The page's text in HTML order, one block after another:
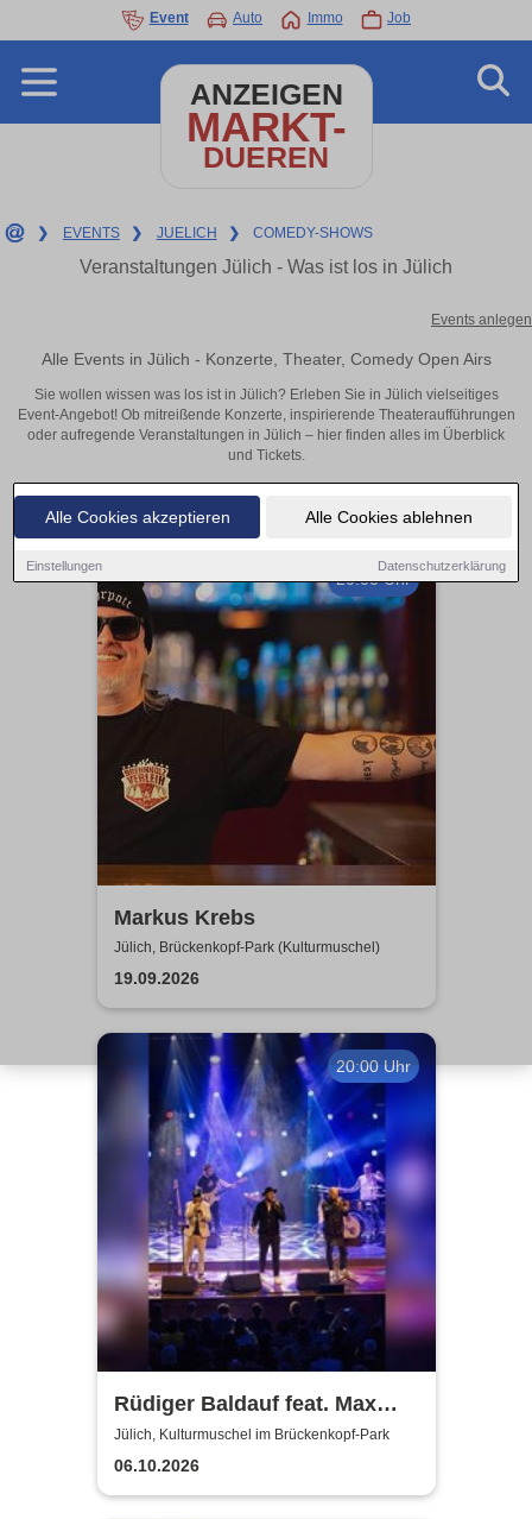
Alle Cookies akzeptieren Alle Cookies ablehnen
Einstellungen Datenschutzerklärung
Event Auto Immo Job
ANZEIGEN
MARKT-
DUEREN
❯ EVENTS ❯ JUELICH ❯ COMEDY-SHOWS
Veranstaltungen Jülich - Was ist los in Jülich
Events anlegen
Alle Events in Jülich - Konzerte, Theater, Comedy Open Airs
Sie wollen wissen was los ist in Jülich? Erleben Sie in Jülich vielseitiges
Event-Angebot! Ob mitreißende Konzerte, inspirierende Theateraufführungen
oder aufregende Veranstaltungen in Jülich – hier finden alles im Überblick
und Tickets.
20:00 Uhr
Markus Krebs
Jülich, Brückenkopf-Park (Kulturmuschel)
19.09.2026
20:00 Uhr
Rüdiger Baldauf feat. Max
Mutzke
Jülich, Kulturmuschel im Brückenkopf-Park
06.10.2026